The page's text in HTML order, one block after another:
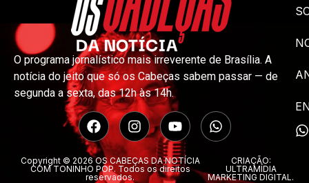
O programa jornalístico mais irreverente de Brasília. A
notícia do jeito que só os Cabeças sabem passar — de
segunda a sexta, das 12h às 14h.
Copyright © 2026 OS CABEÇAS DA NOTÍCIA
COM TONINHO POP. Todos os direitos
reservados.
CRIAÇÃO:
ULTRAMÍDIA
MARKETING DIGITAL.